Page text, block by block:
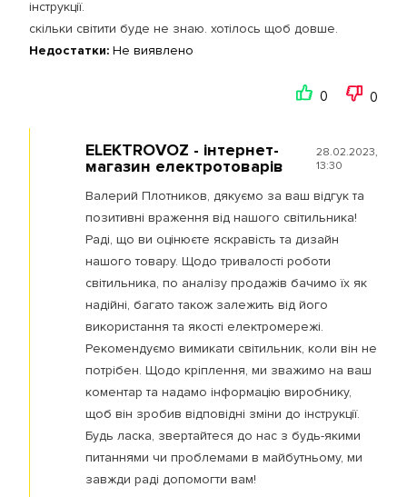
інструкції.
скільки світити буде не знаю. хотілось щоб довше.
Недостатки: Не виявлено
0 0
ELEKTROVOZ - інтернет-
магазин електротоварів
28.02.2023,
13:30
Валерий Плотников, дякуємо за ваш відгук та
позитивні враження від нашого світильника!
Раді, що ви оцінюєте яскравість та дизайн
нашого товару. Щодо тривалості роботи
світильника, по аналізу продажів бачимо їх як
надійні, багато також залежить від його
використання та якості електромережі.
Рекомендуємо вимикати світильник, коли він не
потрібен. Щодо кріплення, ми зважимо на ваш
коментар та надамо інформацію виробнику,
щоб він зробив відповідні зміни до інструкції.
Будь ласка, звертайтеся до нас з будь-якими
питаннями чи проблемами в майбутньому, ми
завжди раді допомогти вам!